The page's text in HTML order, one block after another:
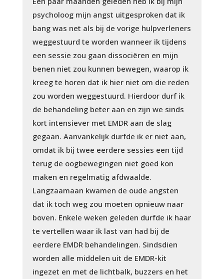
psycholoog mijn angst uitgesproken dat ik
bang was net als bij de vorige hulpverleners
weggestuurd te worden wanneer ik tijdens
een sessie zou gaan dissociëren en mijn
benen niet zou kunnen bewegen, waarop ik
kreeg te horen dat ik hier niet om die reden
zou worden weggestuurd. Hierdoor durf ik
de behandeling beter aan en zijn we sinds
kort intensiever met EMDR aan de slag
gegaan. Aanvankelijk durfde ik er niet aan,
omdat ik bij twee eerdere sessies een tijd
terug de oogbewegingen niet goed kon
maken en regelmatig afdwaalde.
Langzaamaan kwamen de oude angsten
dat ik toch weg zou moeten opnieuw naar
boven. Enkele weken geleden durfde ik haar
te vertellen waar ik last van had bij de
eerdere EMDR behandelingen. Sindsdien
worden alle middelen uit de EMDR-kit
ingezet en met de lichtbalk, buzzers en het